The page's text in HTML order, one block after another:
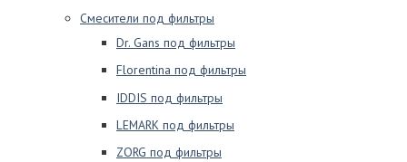
Смесители под фильтры
Dr. Gans под фильтры
Florentina под фильтры
IDDIS под фильтры
LEMARK под фильтры
ZORG под фильтры